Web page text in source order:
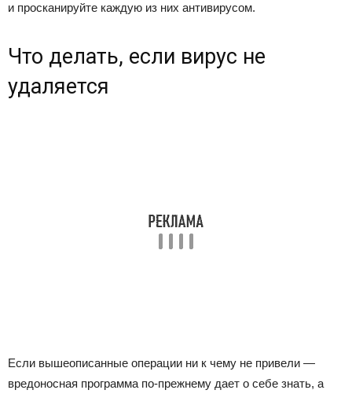
и просканируйте каждую из них антивирусом.
Что делать, если вирус не
удаляется
Если вышеописанные операции ни к чему не привели —
вредоносная программа по-прежнему дает о себе знать, а